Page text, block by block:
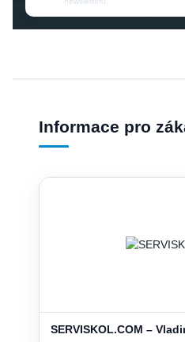
Informace pro
SERVISKOL.COM –